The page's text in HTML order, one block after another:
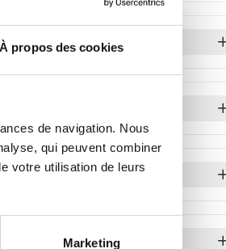
À propos des cookies
de navigation. Nous
qui peuvent combiner
votre utilisation de leurs
Marketing
требуется рукописное
трех лет службы. Если он будет
Как правило, это предоставляется
французскую нацию.